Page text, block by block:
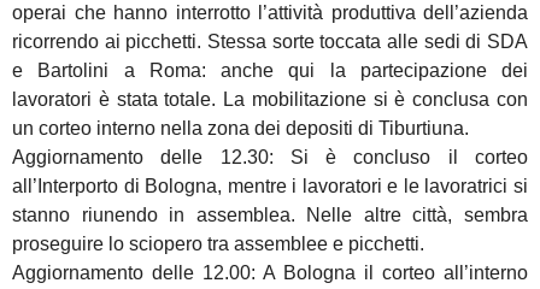
operai che hanno interrotto l’attività produttiva dell’azienda
ricorrendo ai picchetti. Stessa sorte toccata alle sedi di SDA
e Bartolini a Roma: anche qui la partecipazione dei
lavoratori è stata totale. La mobilitazione si è conclusa con
un corteo interno nella zona dei depositi di Tiburtiuna.
Aggiornamento delle 12.30: Si è concluso il corteo
all’Interporto di Bologna, mentre i lavoratori e le lavoratrici si
stanno riunendo in assemblea. Nelle altre città, sembra
proseguire lo sciopero tra assemblee e picchetti.
Aggiornamento delle 12.00: A Bologna il corteo all’interno